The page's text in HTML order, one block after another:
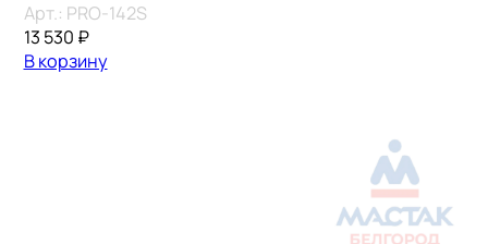
Арт.: PRO-142S
13 530 ₽
В корзину